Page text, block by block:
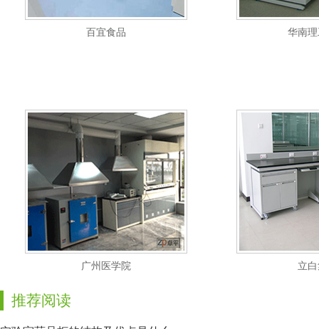
百宜食品 华南
广州医学院 立
推荐阅读